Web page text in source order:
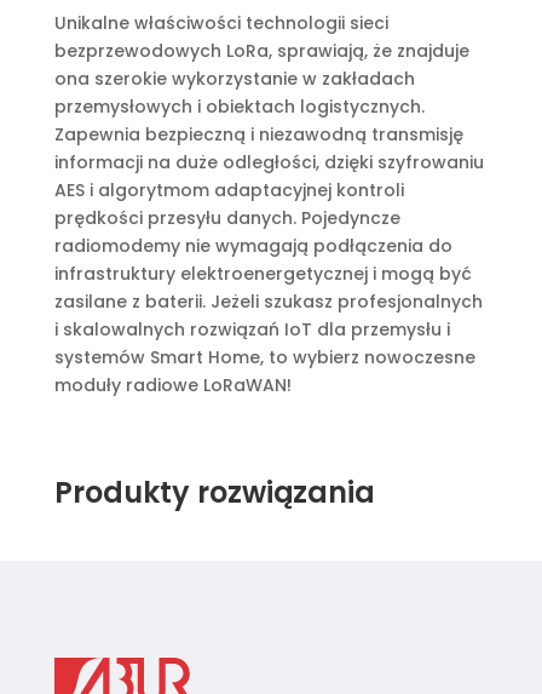
Unikalne właściwości technologii sieci
bezprzewodowych LoRa, sprawiają, że znajduje
ona szerokie wykorzystanie w zakładach
przemysłowych i obiektach logistycznych.
Zapewnia bezpieczną i niezawodną transmisję
informacji na duże odległości, dzięki szyfrowaniu
AES i algorytmom adaptacyjnej kontroli
prędkości przesyłu danych. Pojedyncze
radiomodemy nie wymagają podłączenia do
infrastruktury elektroenergetycznej i mogą być
zasilane z baterii. Jeżeli szukasz profesjonalnych
i skalowalnych rozwiązań IoT dla przemysłu i
systemów Smart Home, to wybierz nowoczesne
moduły radiowe LoRaWAN!
Produkty rozwiązania